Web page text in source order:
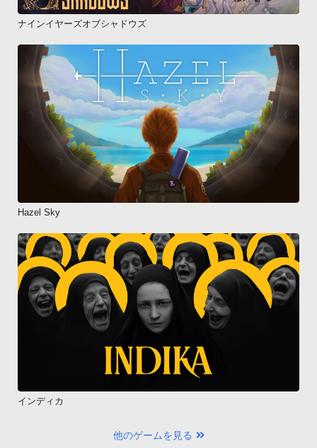
ナインイヤーズオブシャドウズ
Hazel Sky
インディカ
他のゲームを見る